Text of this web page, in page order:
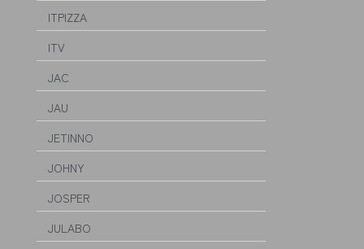
ITPIZZA
ITV
JAC
JAU
JETINNO
JOHNY
JOSPER
JULABO